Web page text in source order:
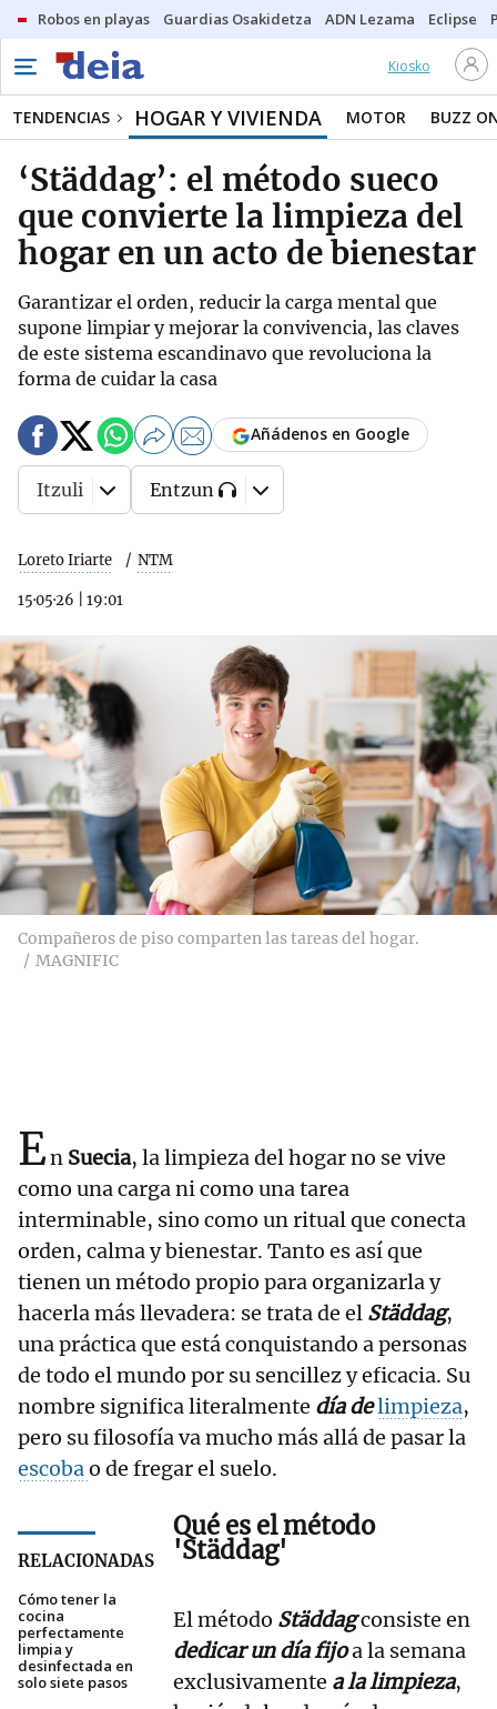
Robos en playas Guardias Osakidetza ADN Lezama Eclipse
Kiosko
TENDENCIAS HOGAR Y VIVIENDA MOTOR BUZZ
‘Städdag’: el método sueco
que convierte la limpieza del
hogar en un acto de bienestar
Garantizar el orden, reducir la carga mental que
supone limpiar y mejorar la convivencia, las claves
de este sistema escandinavo que revoluciona la
forma de cuidar la casa
Loreto Iriarte NTM
15·05·26 19:01
Añádenos en Google
Itzuli Entzun
Compañeros de piso comparten las tareas del hogar.
MAGNIFIC
En Suecia, la limpieza del hogar no se vive
como una carga ni como una tarea
interminable, sino como un ritual que conecta
orden, calma y bienestar. Tanto es así que
tienen un método propio para organizarla y
hacerla más llevadera: se trata de el Städdag,
una práctica que está conquistando a personas
de todo el mundo por su sencillez y eficacia. Su
nombre significa literalmente día delimpieza,
pero su filosofía va mucho más allá de pasar la
escobao de fregar el suelo.
RELACIONADAS
Cómo tener la
cocina
perfectamente
limpia y
desinfectada en
solo siete pasos
Qué es el método
'Städdag'
El método Städdagconsiste en
dedicar un día fijoa la semana
exclusivamente a la limpieza,